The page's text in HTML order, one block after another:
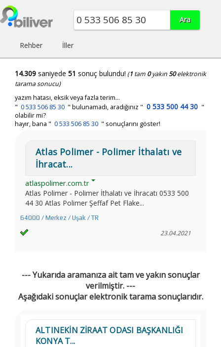
Rehber İller
14.309 saniyede 51 sonuç bulundu! (1 tam 0yakın 50elektronik
tarama sonucu)
yazım hatası, eksik veya fazla terim...
" 0 533 506 85 30 " bulunamadı, aradığınız " 0 533 500 44 30 "
olabilir mi?
hayır, bana " 0 533 506 85 30 " sonuçlarını göster!
Atlas Polimer - Polimer İthalatı ve
İhracat...
atlaspolimer.com.tr
Atlas Polimer - Polimer İthalatı ve İhracatı 0533 500
44 30 Atlas Polimer Şeffaf Pet Flake...
64000 / Merkez / Uşak / TR
23.04.2021
--- Yukarıda aramanıza ait tam ve yakın sonuçlar
verilmiştir. ---
Aşağıdaki sonuçlar elektronik tarama sonuçlarıdır.
ALTINEKİN ZİRAAT ODASI BAŞKANLIĞI
KONYA T...